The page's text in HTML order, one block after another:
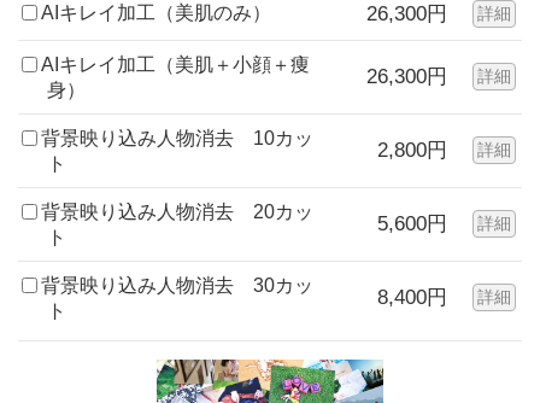
AIキレイ加工（美肌のみ） 26,300円 詳細
AIキレイ加工（美肌＋小顔＋痩
身）
26,300円 詳細
背景映り込み人物消去 10カッ
ト
2,800円 詳細
背景映り込み人物消去 20カッ
ト
5,600円 詳細
背景映り込み人物消去 30カッ
ト
8,400円 詳細